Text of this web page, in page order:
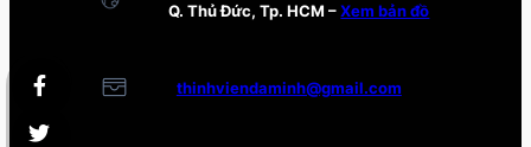
Q. Thủ Đức, Tp. HCM –Xem bản đồ
thinhviendaminh@gmail.com